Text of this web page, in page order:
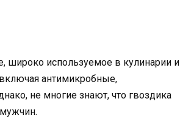
широко используемое в кулинарии и
антимикробные,
не многие знают, что гвоздика